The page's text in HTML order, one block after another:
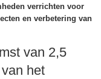
verrichten voor
en verbetering van
van 2,5
het